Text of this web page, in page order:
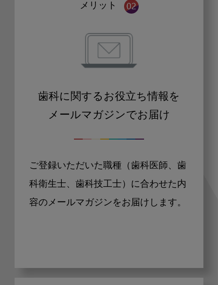
メリット
歯科に関するお役立ち情報を
メールマガジンでお届け
ご登録いただいた職種（歯科医師、歯
科衛生士、歯科技工士）に合わせた内
容のメールマガジンをお届けします。